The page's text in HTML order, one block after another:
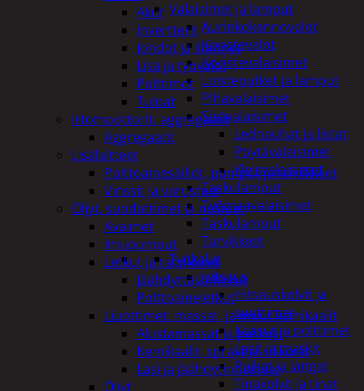
Valaisimet ja lamput
Aurinkokennovalot
Koristevalot
Koristevalaisimet
Loisteputket ja lamput
Pihavalaisimet
Sisävalaisimet
Lednauhat ja listat
Pöytävalaisimet
Yleisvalaisimet
Taskulamput
Työmaavalaisimet
Taskulamput
Tarvikkeet
Työkalut
Hitsaus
Hitsauskolvit ja
suuttimet
Kaasut ja polttimet
Lasit ja maskit
Puikot ja langat
Tinakolvit ja tinat
Akut
invertterit
Johdot ja liittimet
Lisä ja työvalot
Polttimot
Tulpat
Irtomoottorit, aggregaatit
Aggregaatit
Lisälaitteet
Polttoainesäiliöt, pumput ja tarvikkeet
Vinssit ja varusteet
Öljyt, suodattimet ja nesteet
Avaimet
Imupumput
Letkut ja tarvikkeet
Jäähdyttäjänletkut
Polttoaineletkut
Liuottimet, massat, ja muut kemikaalit
Alustamassat ja pakkelit
Kemikaalit, sprayt ja silikonit
Lasi ja jäähdytinnesteet
Öljyt